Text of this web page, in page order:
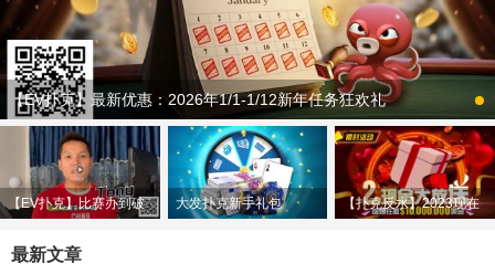
【EV扑克】最新优惠：2026年1/1-1/12新年任务狂欢礼
【EV扑克】比赛办到破
事件，Hustler竟直接赖
大发扑克新手礼包
【扑克反水】2023现在
最新文章